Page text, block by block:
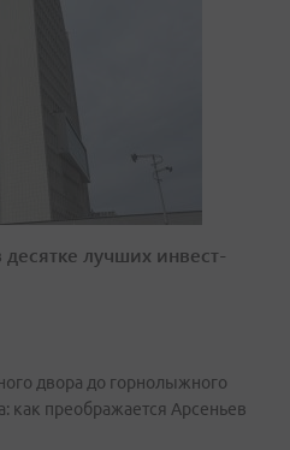
лучших инвест-
двора до горнолыжного
как преображается Арсеньев